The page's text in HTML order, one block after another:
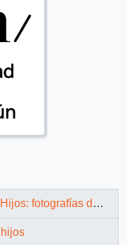
de Juan Maino